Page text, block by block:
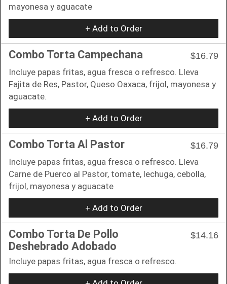
mayonesa y aguacate
+ Add to Order
Combo Torta Campechana
$16.79
Incluye papas fritas, agua fresca o refresco. Lleva
Fajita de Res, Pastor, Queso Oaxaca, frijol, mayonesa y
aguacate.
+ Add to Order
Combo Torta Al Pastor
$16.79
Incluye papas fritas, agua fresca o refresco. Lleva
Carne de Puerco al Pastor, tomate, lechuga, cebolla,
frijol, mayonesa y aguacate
+ Add to Order
Combo Torta De Pollo
Deshebrado Adobado
$14.16
Incluye papas fritas, agua fresca o refresco.